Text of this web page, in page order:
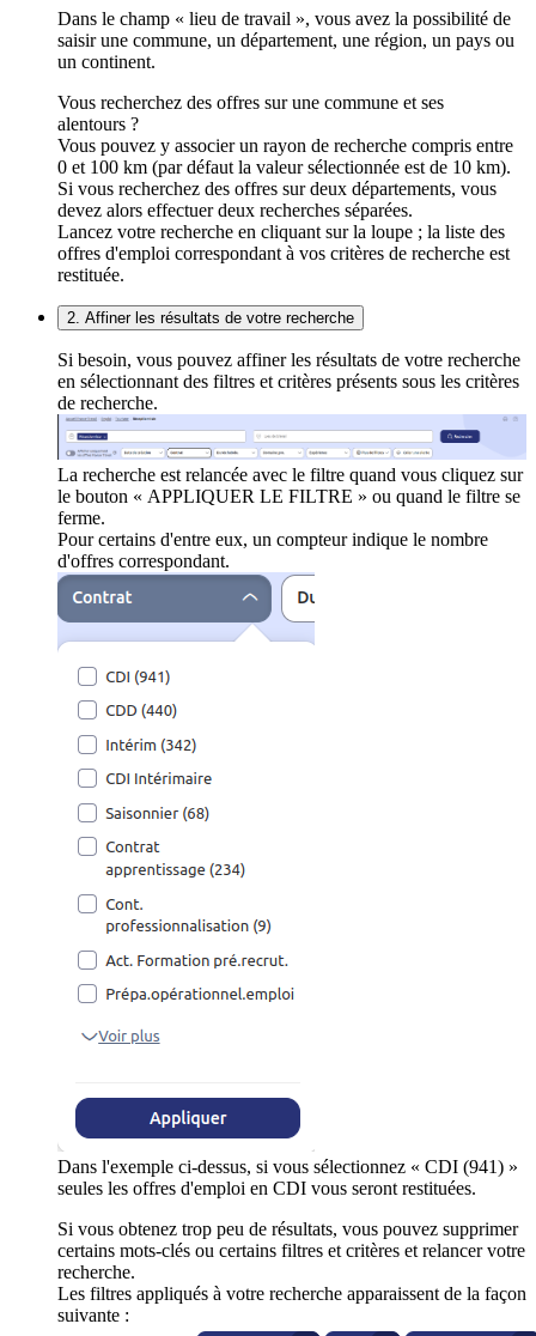
Dans le champ « lieu de travail », vous avez la possibilité de
saisir une commune, un département, une région, un pays ou
un continent.
Vous recherchez des offres sur une commune et ses
alentours ?
Vous pouvez y associer un rayon de recherche compris entre
0 et 100 km (par défaut la valeur sélectionnée est de 10 km).
Si vous recherchez des offres sur deux départements, vous
devez alors effectuer deux recherches séparées.
Lancez votre recherche en cliquant sur la loupe ; la liste des
offres d'emploi correspondant à vos critères de recherche est
restituée.
2. Affiner les résultats de votre recherche
Si besoin, vous pouvez affiner les résultats de votre recherche
en sélectionnant des filtres et critères présents sous les critères
de recherche.
La recherche est relancée avec le filtre quand vous cliquez sur
le bouton « APPLIQUER LE FILTRE » ou quand le filtre se
ferme.
Pour certains d'entre eux, un compteur indique le nombre
d'offres correspondant.
Dans l'exemple ci-dessus, si vous sélectionnez « CDI (941) »
seules les offres d'emploi en CDI vous seront restituées.
Si vous obtenez trop peu de résultats, vous pouvez supprimer
certains mots-clés ou certains filtres et critères et relancer votre
recherche.
Les filtres appliqués à votre recherche apparaissent de la façon
suivante :